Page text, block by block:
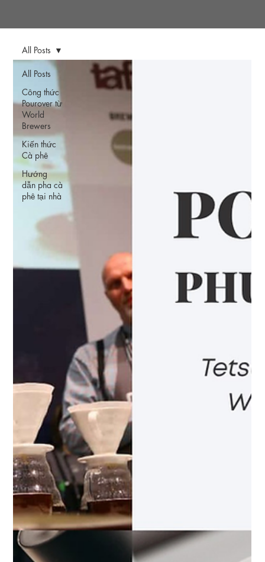
All Posts
Công thức
Pourover từ
World
Brewers
Kiến thức
Cà phê
Hướng
dẫn pha cà
phê tại nhà
All Posts